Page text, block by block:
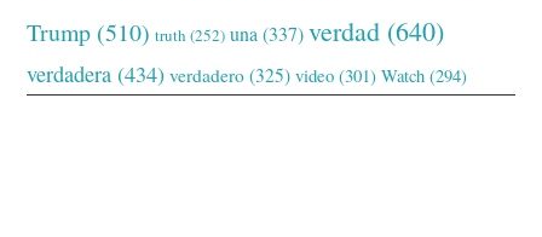
Trump (510) truth (252) una (337) verdad (640)
verdadera (434) verdadero (325) video (301) Watch (294)